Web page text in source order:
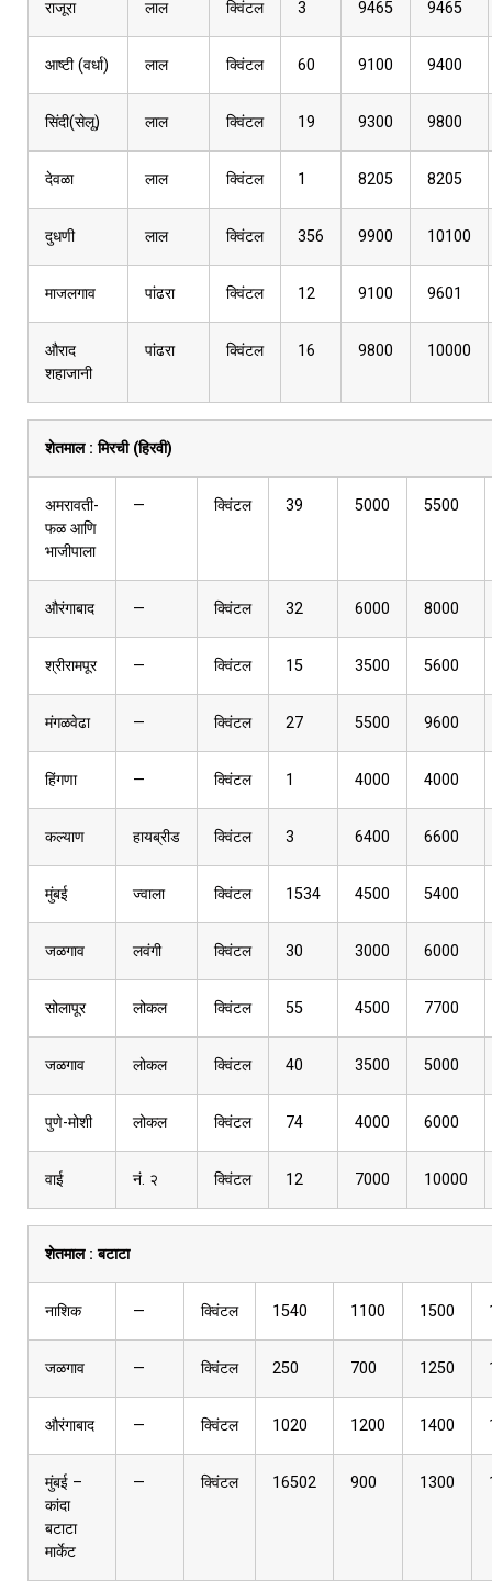
राजूरा लाल क्विंटल 3 9465 9465
आष्टी (वर्धा) लाल क्विंटल 60 9100 9400
सिंदी(सेलू) लाल क्विंटल 19 9300 9800
देवळा लाल क्विंटल 1 8205 8205
दुधणी लाल क्विंटल 356 9900 10100
माजलगाव पांढरा क्विंटल 12 9100 9601
औराद
शहाजानी
पांढरा क्विंटल 16 9800 10000
शेतमाल :मिरची (हिरवी)
अमरावती-
फळ आणि
भाजीपाला
— क्विंटल 39 5000 5500
औरंगाबाद — क्विंटल 32 6000 8000
श्रीरामपूर — क्विंटल 15 3500 5600
मंगळवेढा — क्विंटल 27 5500 9600
हिंगणा — क्विंटल 1 4000 4000
कल्याण हायब्रीड क्विंटल 3 6400 6600
मुंबई ज्वाला क्विंटल 1534 4500 5400
जळगाव लवंगी क्विंटल 30 3000 6000
सोलापूर लोकल क्विंटल 55 4500 7700
जळगाव लोकल क्विंटल 40 3500 5000
पुणे-मोशी लोकल क्विंटल 74 4000 6000
वाई नं. २ क्विंटल 12 7000 10000
शेतमाल :बटाटा
नाशिक — क्विंटल 1540 1100 1500
जळगाव — क्विंटल 250 700 1250
औरंगाबाद — क्विंटल 1020 1200 1400
मुंबई –
कांदा
बटाटा
मार्केट
— क्विंटल 16502 900 1300